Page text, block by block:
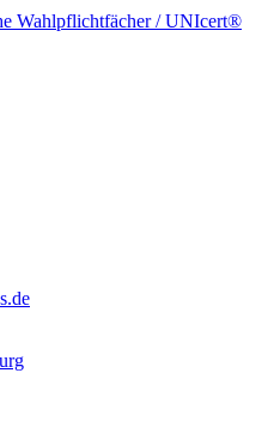
Wahlpflichtfächer / UNIcert®